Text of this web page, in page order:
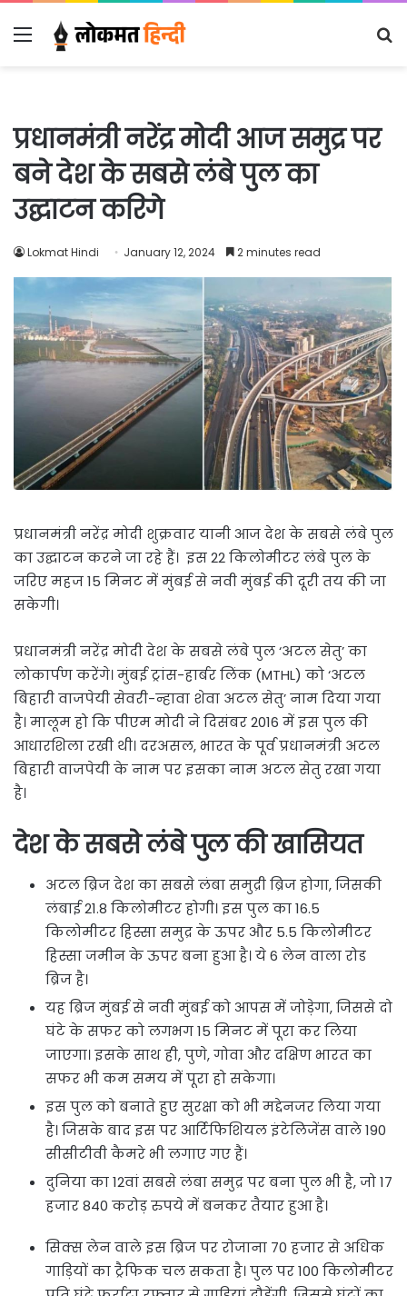
Menu
प्रधानमंत्री नरेंद्र मोदी आज समुद्र पर
बने देश के सबसे लंबे पुल का
उद्घाटन करिगे
Lokmat Hindi January 12, 2024 2 minutes read
प्रधानमंत्री नरेंद्र मोदी शुक्रवार यानी आज देश के सबसे लंबे पुल
का उद्घाटन करने जा रहे हैं। इस 22 किलोमीटर लंबे पुल के
जरिए महज 15 मिनट में मुंबई से नवी मुंबई की दूरी तय की जा
सकेगी।
प्रधानमंत्री नरेंद्र मोदी देश के सबसे लंबे पुल ‘अटल सेतु’ का
लोकार्पण करेंगे। मुंबई ट्रांस-हार्बर लिंक (MTHL) को ‘अटल
बिहारी वाजपेयी सेवरी-न्हावा शेवा अटल सेतु’ नाम दिया गया
है। मालूम हो कि पीएम मोदी ने दिसंबर 2016 में इस पुल की
आधारशिला रखी थी। दरअसल, भारत के पूर्व प्रधानमंत्री अटल
बिहारी वाजपेयी के नाम पर इसका नाम अटल सेतु रखा गया
है।
देश के सबसे लंबे पुल की खासियत
अटल ब्रिज देश का सबसे लंबा समुद्री ब्रिज होगा, जिसकी
लंबाई 21.8 किलोमीटर होगी। इस पुल का 16.5
किलोमीटर हिस्सा समुद्र के ऊपर और 5.5 किलोमीटर
हिस्सा जमीन के ऊपर बना हुआ है। ये 6 लेन वाला रोड
ब्रिज है।
यह ब्रिज मुंबई से नवी मुंबई को आपस में जोड़ेगा, जिससे दो
घंटे के सफर को लगभग 15 मिनट में पूरा कर लिया
जाएगा। इसके साथ ही, पुणे, गोवा और दक्षिण भारत का
सफर भी कम समय में पूरा हो सकेगा।
इस पुल को बनाते हुए सुरक्षा को भी मद्देनजर लिया गया
है। जिसके बाद इस पर आर्टिफिशियल इंटेलिजेंस वाले 190
सीसीटीवी कैमरे भी लगाए गए हैं।
दुनिया का 12वां सबसे लंबा समुद्र पर बना पुल भी है, जो 17
हजार 840 करोड़ रुपये में बनकर तैयार हुआ है।
सिक्स लेन वाले इस ब्रिज पर रोजाना 70 हजार से अधिक
गाड़ियों का ट्रैफिक चल सकता है। पुल पर 100 किलोमीटर